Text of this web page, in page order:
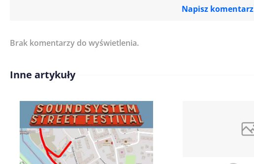
Napisz komentarz
Imię/ Nick*
Brak komentarzy do wyświetlenia.
Inne artykuły